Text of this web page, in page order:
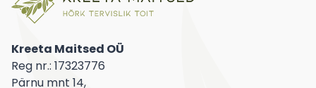
Kreeta Maitsed OÜ
Reg nr.: 17323776
Pärnu mnt 14,